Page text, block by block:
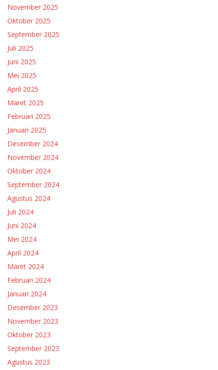
November 2025
Oktober 2025
September 2025
Juli 2025
Juni 2025
Mei 2025
April 2025
Maret 2025
Februari 2025
Januari 2025
Desember 2024
November 2024
Oktober 2024
September 2024
Agustus 2024
Juli 2024
Juni 2024
Mei 2024
April 2024
Maret 2024
Februari 2024
Januari 2024
Desember 2023
November 2023
Oktober 2023
September 2023
Agustus 2023